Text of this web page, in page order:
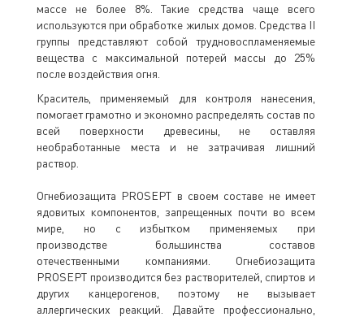
массе не более 8%. Такие средства чаще всего
используются при обработке жилых домов. Средства II
группы представляют собой трудновоспламеняемые
вещества с максимальной потерей массы до 25%
после воздействия огня.
Краситель, применяемый для контроля нанесения,
помогает грамотно и экономно распределять состав по
всей поверхности древесины, не оставляя
необработанные места и не затрачивая лишний
раствор.
Огнебиозащита PROSEPT в своем составе не имеет
ядовитых компонентов, запрещенных почти во всем
мире, но с избытком применяемых при
производстве большинства составов
отечественными компаниями. Огнебиозащита
PROSEPT производится без растворителей, спиртов и
других канцерогенов, поэтому не вызывает
аллергических реакций. Давайте профессионально,